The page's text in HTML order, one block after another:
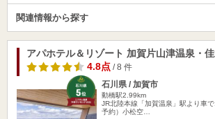
関連情報から探す
アパホテル＆リゾート 加賀片山津温泉・
4.8点 / 8 件
石川県 / 加賀市
動橋駅2.99km
JR北陸本線「加賀温泉」駅より車
予約）小松空…